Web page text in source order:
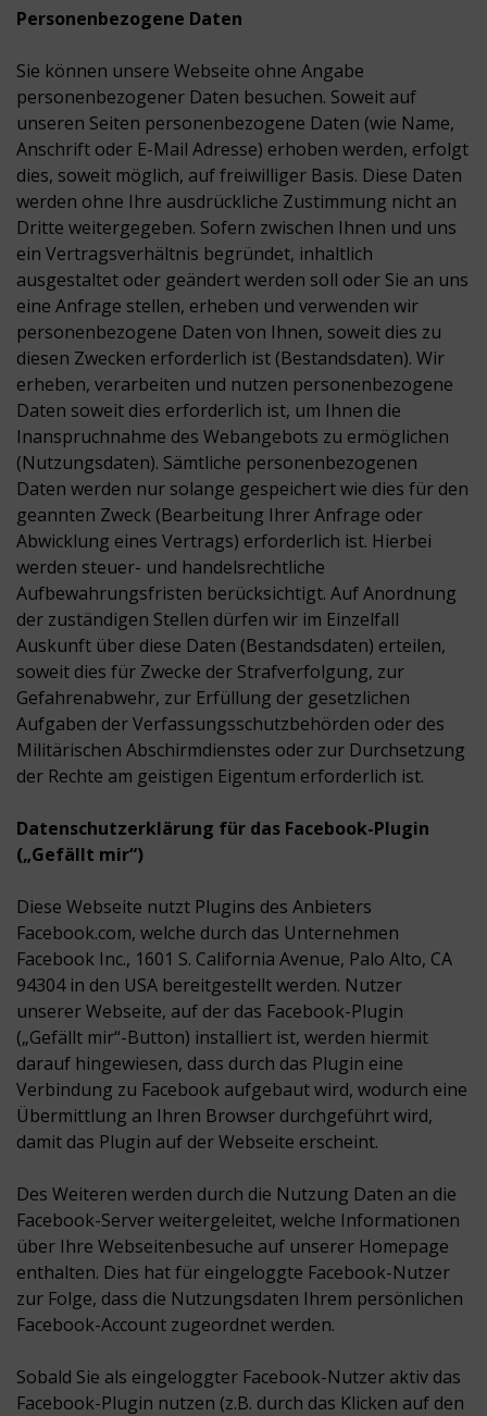
Personenbezogene Daten
Sie können unsere Webseite ohne Angabe
personenbezogener Daten besuchen. Soweit auf
unseren Seiten personenbezogene Daten (wie Name,
Anschrift oder E-Mail Adresse) erhoben werden, erfolgt
dies, soweit möglich, auf freiwilliger Basis. Diese Daten
werden ohne Ihre ausdrückliche Zustimmung nicht an
Dritte weitergegeben. Sofern zwischen Ihnen und uns
ein Vertragsverhältnis begründet, inhaltlich
ausgestaltet oder geändert werden soll oder Sie an uns
eine Anfrage stellen, erheben und verwenden wir
personenbezogene Daten von Ihnen, soweit dies zu
diesen Zwecken erforderlich ist (Bestandsdaten). Wir
erheben, verarbeiten und nutzen personenbezogene
Daten soweit dies erforderlich ist, um Ihnen die
Inanspruchnahme des Webangebots zu ermöglichen
(Nutzungsdaten). Sämtliche personenbezogenen
Daten werden nur solange gespeichert wie dies für den
geannten Zweck (Bearbeitung Ihrer Anfrage oder
Abwicklung eines Vertrags) erforderlich ist. Hierbei
werden steuer- und handelsrechtliche
Aufbewahrungsfristen berücksichtigt. Auf Anordnung
der zuständigen Stellen dürfen wir im Einzelfall
Auskunft über diese Daten (Bestandsdaten) erteilen,
soweit dies für Zwecke der Strafverfolgung, zur
Gefahrenabwehr, zur Erfüllung der gesetzlichen
Aufgaben der Verfassungsschutzbehörden oder des
Militärischen Abschirmdienstes oder zur Durchsetzung
der Rechte am geistigen Eigentum erforderlich ist.
Datenschutzerklärung für das Facebook-Plugin
(„Gefällt mir“)
Diese Webseite nutzt Plugins des Anbieters
Facebook.com, welche durch das Unternehmen
Facebook Inc., 1601 S. California Avenue, Palo Alto, CA
94304 in den USA bereitgestellt werden. Nutzer
unserer Webseite, auf der das Facebook-Plugin
(„Gefällt mir“-Button) installiert ist, werden hiermit
darauf hingewiesen, dass durch das Plugin eine
Verbindung zu Facebook aufgebaut wird, wodurch eine
Übermittlung an Ihren Browser durchgeführt wird,
damit das Plugin auf der Webseite erscheint.
Des Weiteren werden durch die Nutzung Daten an die
Facebook-Server weitergeleitet, welche Informationen
über Ihre Webseitenbesuche auf unserer Homepage
enthalten. Dies hat für eingeloggte Facebook-Nutzer
zur Folge, dass die Nutzungsdaten Ihrem persönlichen
Facebook-Account zugeordnet werden.
Sobald Sie als eingeloggter Facebook-Nutzer aktiv das
Facebook-Plugin nutzen (z.B. durch das Klicken auf den